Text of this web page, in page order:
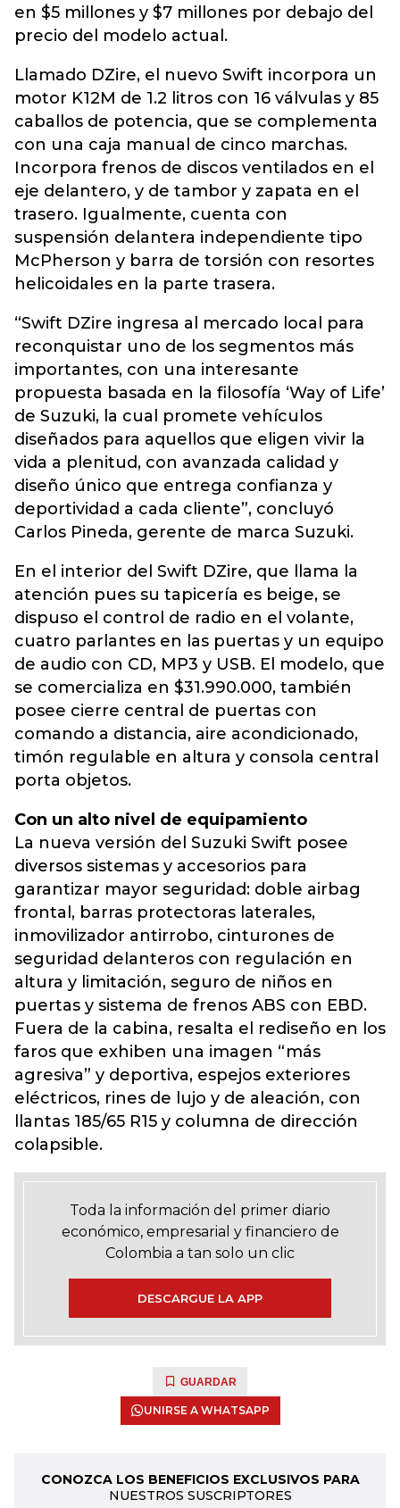
en $5 millones y $7 millones por debajo del
precio del modelo actual.
Llamado DZire, el nuevo Swift incorpora un
motor K12M de 1.2 litros con 16 válvulas y 85
caballos de potencia, que se complementa
con una caja manual de cinco marchas.
Incorpora frenos de discos ventilados en el
eje delantero, y de tambor y zapata en el
trasero. Igualmente, cuenta con
suspensión delantera independiente tipo
McPherson y barra de torsión con resortes
helicoidales en la parte trasera.
“Swift DZire ingresa al mercado local para
reconquistar uno de los segmentos más
importantes, con una interesante
propuesta basada en la filosofía ‘Way of Life’
de Suzuki, la cual promete vehículos
diseñados para aquellos que eligen vivir la
vida a plenitud, con avanzada calidad y
diseño único que entrega confianza y
deportividad a cada cliente”, concluyó
Carlos Pineda, gerente de marca Suzuki.
En el interior del Swift DZire, que llama la
atención pues su tapicería es beige, se
dispuso el control de radio en el volante,
cuatro parlantes en las puertas y un equipo
de audio con CD, MP3 y USB. El modelo, que
se comercializa en $31.990.000, también
posee cierre central de puertas con
comando a distancia, aire acondicionado,
timón regulable en altura y consola central
porta objetos.
Con un alto nivel de equipamiento
La nueva versión del Suzuki Swift posee
diversos sistemas y accesorios para
garantizar mayor seguridad: doble airbag
frontal, barras protectoras laterales,
inmovilizador antirrobo, cinturones de
seguridad delanteros con regulación en
altura y limitación, seguro de niños en
puertas y sistema de frenos ABS con EBD.
Fuera de la cabina, resalta el rediseño en los
faros que exhiben una imagen “más
agresiva” y deportiva, espejos exteriores
eléctricos, rines de lujo y de aleación, con
llantas 185/65 R15 y columna de dirección
colapsible.
Toda la información del primer diario
económico, empresarial y financiero de
Colombia a tan solo un clic
DESCARGUE LA APP
GUARDAR
UNIRSE A WHATSAPP
CONOZCA LOS BENEFICIOS EXCLUSIVOS PARA
NUESTROS SUSCRIPTORES